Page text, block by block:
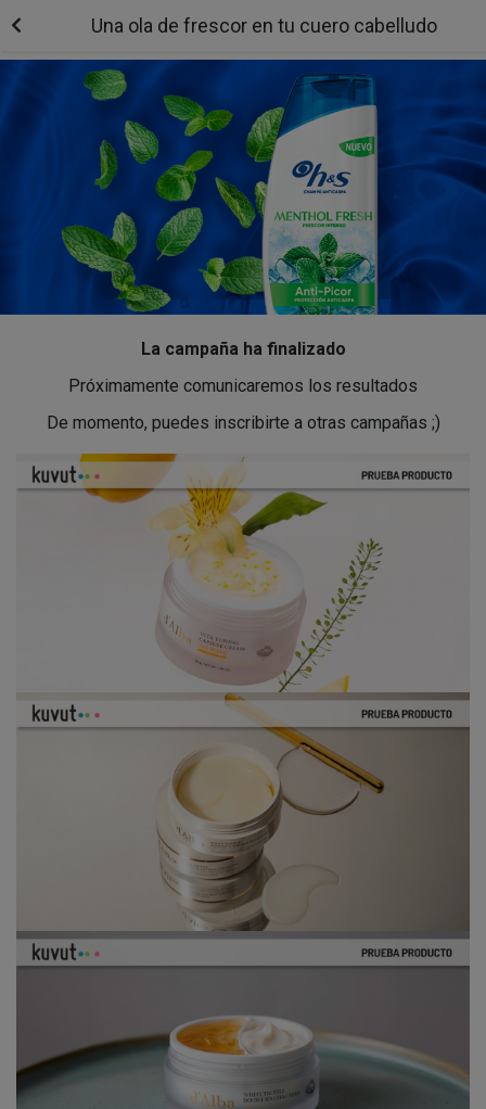
Una ola de frescor en tu cuero cabelludo
La campaña ha finalizado
Próximamente comunicaremos los resultados
De momento, puedes inscribirte a otras campañas ;)